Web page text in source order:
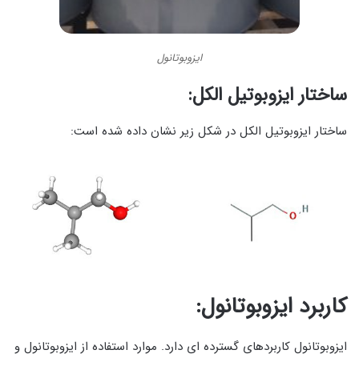
ایزوبوتانول
ساختار ایزوبوتیل الکل:
ساختار ایزوبوتیل الکل در شکل زیر نشان داده شده است:
کاربرد ایزوبوتانول:
ایزوبوتانول کاربردهای گسترده ای دارد. موارد استفاده از ایزوبوتانول و